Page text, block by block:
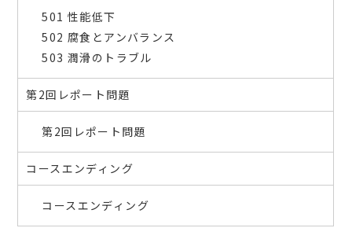
501 性能低下
502 腐食とアンバランス
503 潤滑のトラブル
第2回レポート問題
第2回レポート問題
コースエンディング
コースエンディング